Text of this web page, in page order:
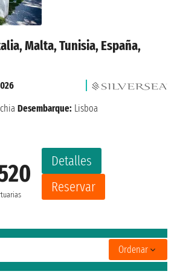
Malta, Tunisia, España,
Detalles
Reservar
Desembarque: Lisboa
Ordenar